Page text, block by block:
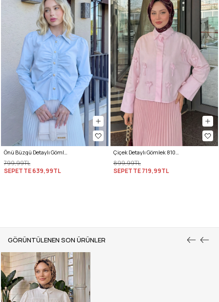
GÖRÜNTÜLENEN SON ÜRÜNLER
799,99TL
SEPETTE639,99TL
899,99TL
SEPETTE719,99TL